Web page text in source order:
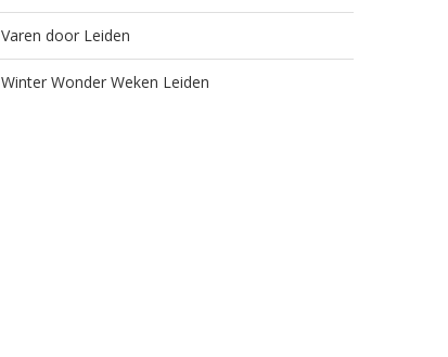
Varen door Leiden
Winter Wonder Weken Leiden